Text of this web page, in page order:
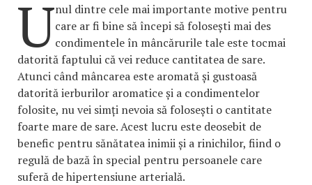
Unul dintre cele mai importante motive pentru
care ar fi bine să începi să folosești mai des
condimentele în mâncărurile tale este tocmai
datorită faptului că vei reduce cantitatea de sare.
Atunci când mâncarea este aromată și gustoasă
datorită ierburilor aromatice și a condimentelor
folosite, nu vei simți nevoia să folosești o cantitate
foarte mare de sare. Acest lucru este deosebit de
benefic pentru sănătatea inimii și a rinichilor, fiind o
regulă de bază în special pentru persoanele care
suferă de hipertensiune arterială.